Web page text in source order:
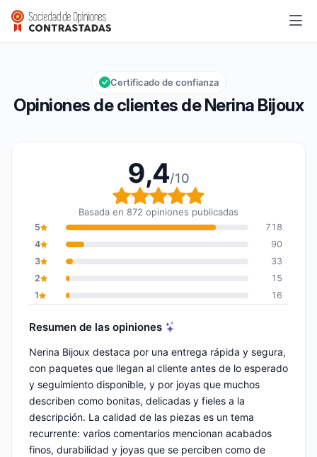
Nerina Bijoux
Calificación global: 9,4 de 10
9,4/10
Opiniones de clientes de Nerina Bijoux
Certificado de confianza
9,4/10
Calificación global: 9,4
Basada en 872 opiniones publicadas
5
718
4
90
3
33
2
15
1
16
Resumen de las opiniones
Nerina Bijoux destaca por una entrega rápida y segura,
con paquetes que llegan al cliente antes de lo esperado
y seguimiento disponible, y por joyas que muchos
describen como bonitas, delicadas y fieles a la
descripción. La calidad de las piezas es un tema
recurrente: varios comentarios mencionan acabados
finos, durabilidad y joyas que se perciben como de